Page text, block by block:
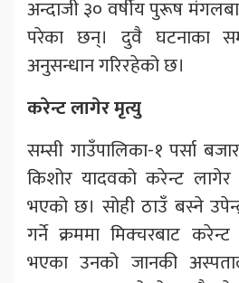
अन्दाजी ३० वर्षीय पुरूष
परेका छन्। दुवै घटनाका
अनुसन्धान गरिरहेको छ।
करेन्ट लागेर मृत्यु
सम्सी गाउँपालिका-१ पर्सा
किशोर यादवको करेन्ट लागेर
भएको छ। सोही ठाउँ बस्ने
गर्ने क्रममा मिक्चरबाट
भएका उनको जानकी